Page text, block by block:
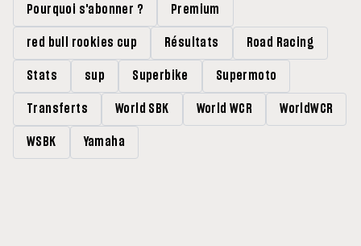
Pourquoi s'abonner ? Premium
red bull rookies cup Résultats Road Racing
Stats sup Superbike Supermoto
Transferts World SBK World WCR WorldWCR
WSBK Yamaha